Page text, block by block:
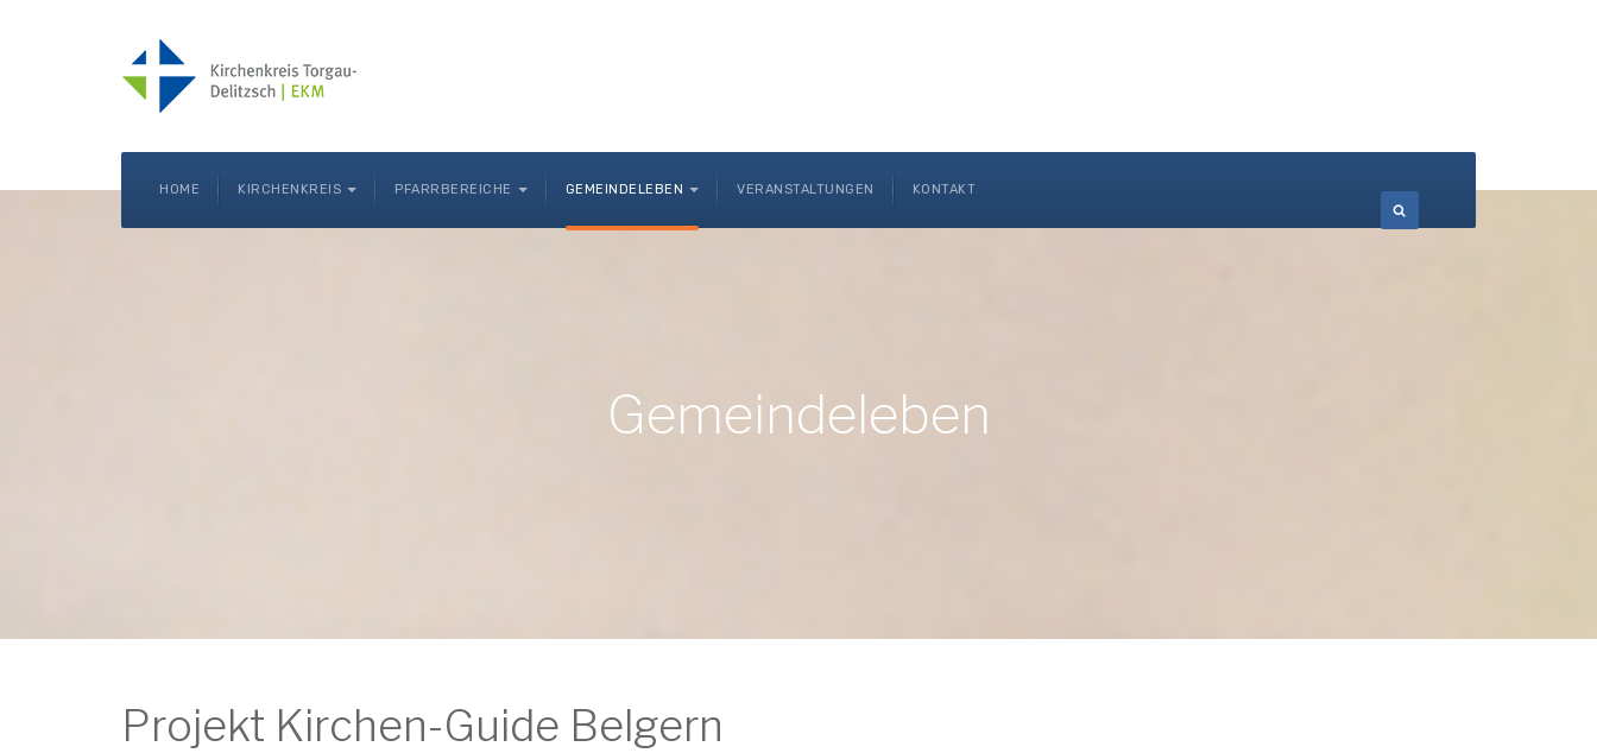
HOME KIRCHENKREIS PFARRBEREICHE GEMEINDELEBEN VERANSTALTUNGEN KONTAKT
Gemeindeleben
Projekt Kirchen-Guide Belgern